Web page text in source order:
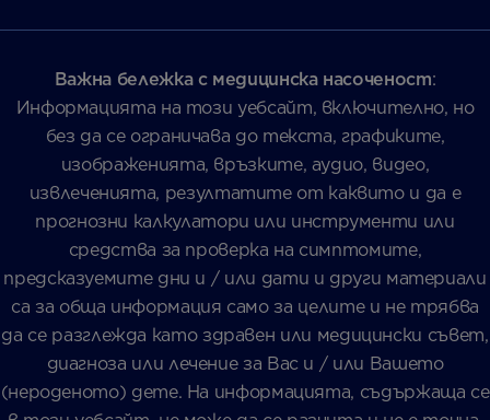
Важна бележка с медицинска насоченост:
Информацията на този уебсайт, включително, но
без да се ограничава до текста, графиките,
изображенията, връзките, аудио, видео,
извлеченията, резултатите от каквито и да е
прогнозни калкулатори или инструменти или
средства за проверка на симптомите,
предсказуемите дни и / или дати и други материали
са за обща информация само за целите и не трябва
да се разглежда като здравен или медицински съвет,
диагноза или лечение за Вас и / или Вашето
(нероденото) дете. На информацията, съдържаща се